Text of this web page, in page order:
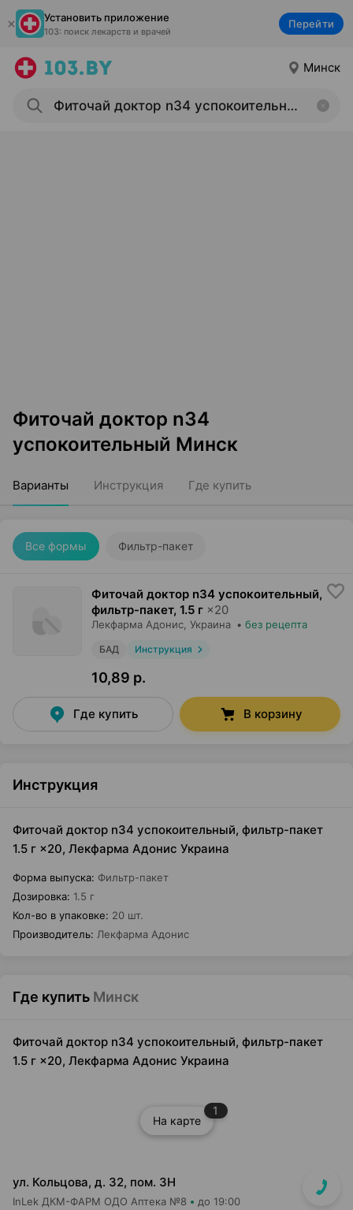
Установить приложение
103: поиск лекарств и врачей
Перейти
Минск
Фиточай доктор n34
успокоительный Минск
Варианты Инструкция Где купить
Все формы Фильтр-пакет
Фиточай доктор n34 успокоительный,
фильтр-пакет, 1.5 г ×20
Лекфарма Адонис , Украина • без рецепта
БАД Инструкция
10,89 р.
Где купить В корзину
Инструкция
Фиточай доктор n34 успокоительный, фильтр-пакет
1.5 г ×20, Лекфарма Адонис Украина
Форма выпуска: Фильтр-пакет
Дозировка: 1.5 г
Кол-во в упаковке: 20 шт.
Производитель: Лекфарма Адонис
Где купить Минск
Фиточай доктор n34 успокоительный, фильтр-пакет
1.5 г ×20, Лекфарма Адонис Украина
На карте
1
ул. Кольцова, д. 32, пом. 3Н
InLek ДКМ-ФАРМ ОДО Аптека №8 до 19:00